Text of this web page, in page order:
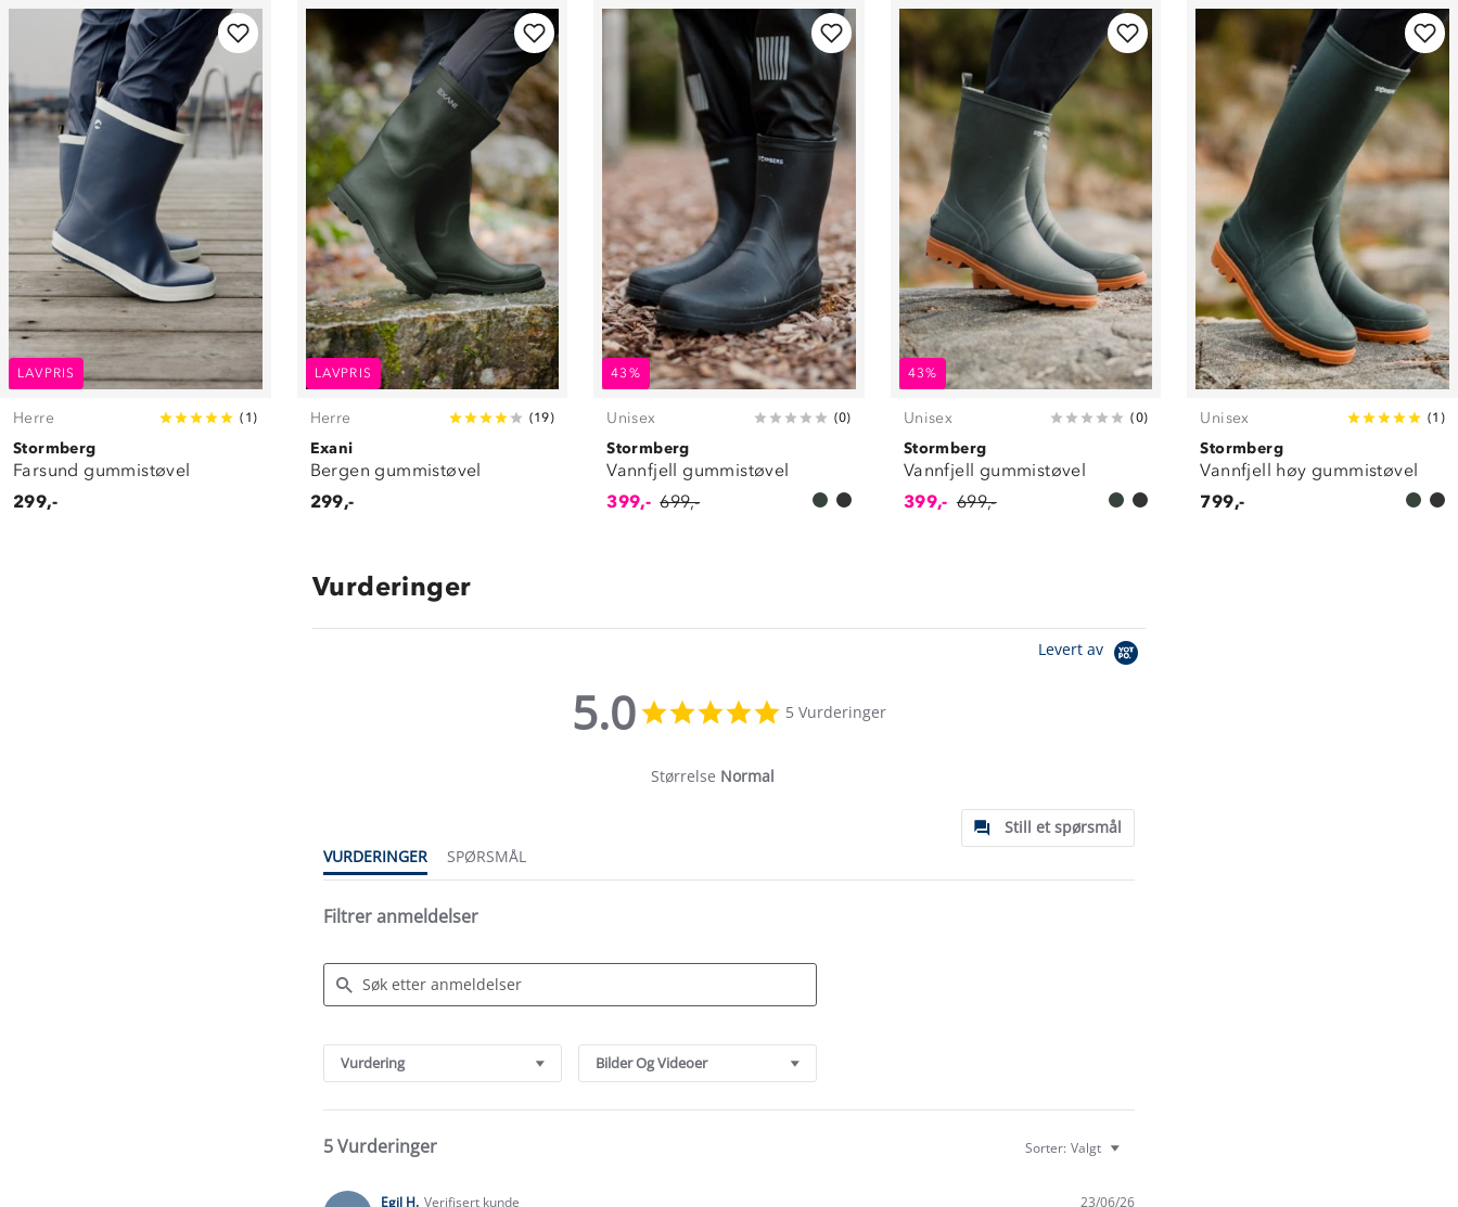
LAVPRIS
Herre ( 1 )
Stormberg
Farsund gummistøvel
299,-
LAVPRIS
Herre (19)
Exani
Bergen gummistøvel
299,-
43%
Unisex (0)
Stormberg
Vannfjell gummistøvel
399,- 699,-
43%
Unisex (0)
Stormberg
Vannfjell gummistøvel
399,- 699,-
Unisex (1 )
Stormberg
Vannfjell høy gummistøvel
799,-
Vurderinger
Levert av
5.0
star
5 Vurderinger
Størrelse Normal
Still et spørsmål
VURDERINGER
SPØRSMÅL
Filtrer anmeldelser
Reviews
Vurdering Bilder Og Videoer
5 Vurderinger Sorter: Valgt
Egil H. Verifisert kunde 23/06/26